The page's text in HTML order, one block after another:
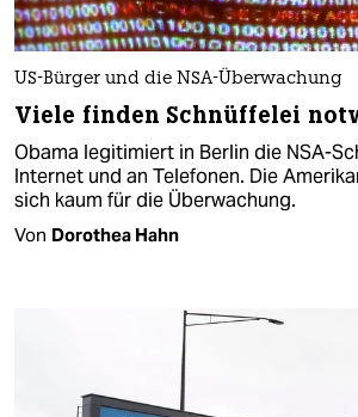
US-Bürger und die NSA-Überwachung
Viele finden Schnüffelei
Obama legitimiert in Berlin die NSA-
Internet und an Telefonen. Die
sich kaum für die Überwachung.
Von Dorothea Hahn